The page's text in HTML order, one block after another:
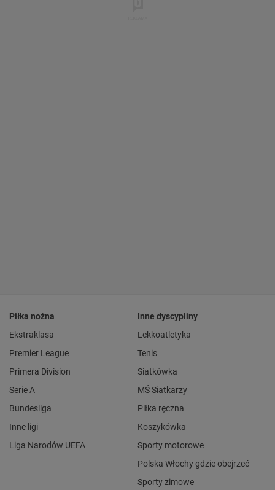
Piłka nożna
Ekstraklasa
Premier League
Primera Division
Serie A
Bundesliga
Inne ligi
Liga Narodów UEFA
Inne dyscypliny
Lekkoatletyka
Tenis
Siatkówka
MŚ Siatkarzy
Piłka ręczna
Koszykówka
Sporty motorowe
Polska Włochy gdzie obejrzeć
Sporty zimowe